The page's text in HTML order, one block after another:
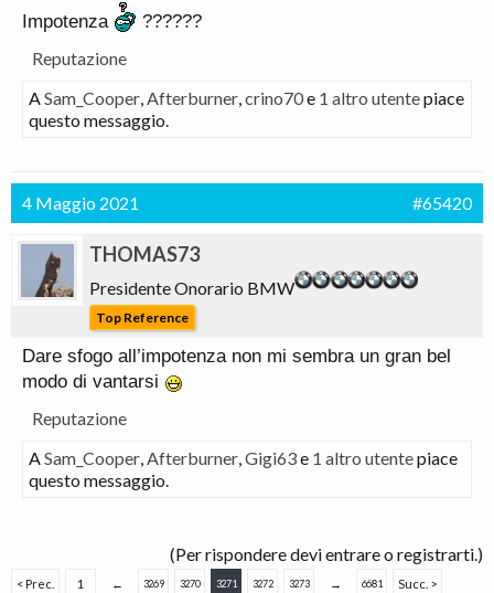
Impotenza
??????
Reputazione
ASam_Cooper,Afterburner,crino70e 1 altro utentepiace
questo messaggio.
4 Maggio 2021 #65420
THOMAS73
Presidente Onorario BMW
Top Reference
Dare sfogo all’impotenza non mi sembra un gran bel
modo di vantarsi
Reputazione
ASam_Cooper,Afterburner,Gigi63e 1 altro utentepiace
questo messaggio.
(Per rispondere devi entrare o registrarti.)
< Prec. 1 ← 3269 3270 3271 3272 3273 → 6681 Succ. >